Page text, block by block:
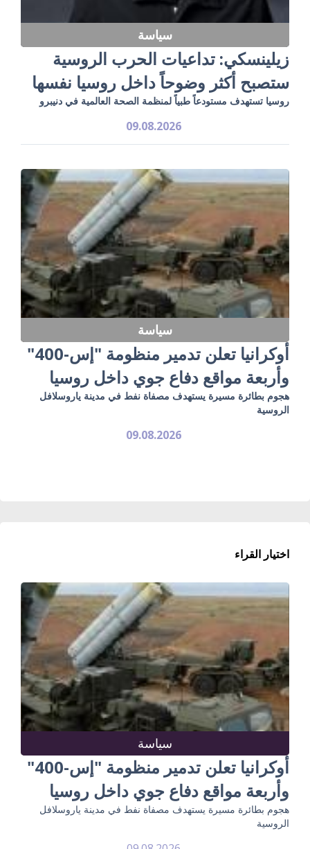
سياسة
زيلينسكي: تداعيات الحرب الروسية
ستصبح أكثر وضوحاً داخل روسيا نفسها
روسيا تستهدف مستودعاً طبياً لمنظمة الصحة العالمية في دنيبرو
09.08.2026
سياسة
أوكرانيا تعلن تدمير منظومة "إس-400"
وأربعة مواقع دفاع جوي داخل روسيا
هجوم بطائرة مسيرة يستهدف مصفاة نفط في مدينة ياروسلافل
الروسية
09.08.2026
اختيار القراء
سياسة
أوكرانيا تعلن تدمير منظومة "إس-400"
وأربعة مواقع دفاع جوي داخل روسيا
هجوم بطائرة مسيرة يستهدف مصفاة نفط في مدينة ياروسلافل
الروسية